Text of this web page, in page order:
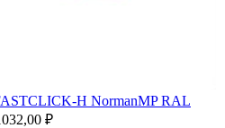
Н NormanMP RAL
₽